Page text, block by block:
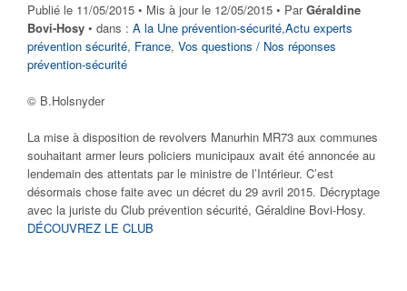
Publié le 11/05/2015 • Mis à jour le 12/05/2015 • ParGéraldine
Bovi-Hosy • dans : A la Une prévention-sécurité,Actu experts
prévention sécurité, France, Vos questions / Nos réponses
prévention-sécurité
© B.Holsnyder
La mise à disposition de revolvers Manurhin MR73 aux communes
souhaitant armer leurs policiers municipaux avait été annoncée au
lendemain des attentats par le ministre de l’Intérieur. C’est
désormais chose faite avec un décret du 29 avril 2015. Décryptage
avec la juriste du Club prévention sécurité, Géraldine Bovi-Hosy.
DÉCOUVREZ LE CLUB